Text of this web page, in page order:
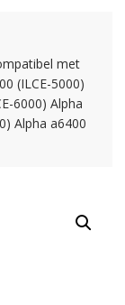
met
(ILCE-5000)
6000) Alpha
Alpha a6400